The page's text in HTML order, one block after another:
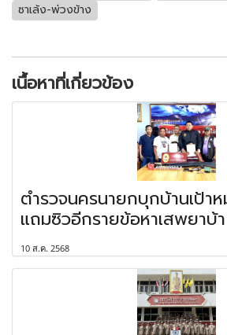
ซาเล้ง-พ่วงข้าง
เนื้อหาที่เกี่ยวข้อง
ตำรวจนครนายกบุกบ้านเป้า
แถมซิวอีกรายข้อหาเสพยาบ้า
10 ส.ค. 2568